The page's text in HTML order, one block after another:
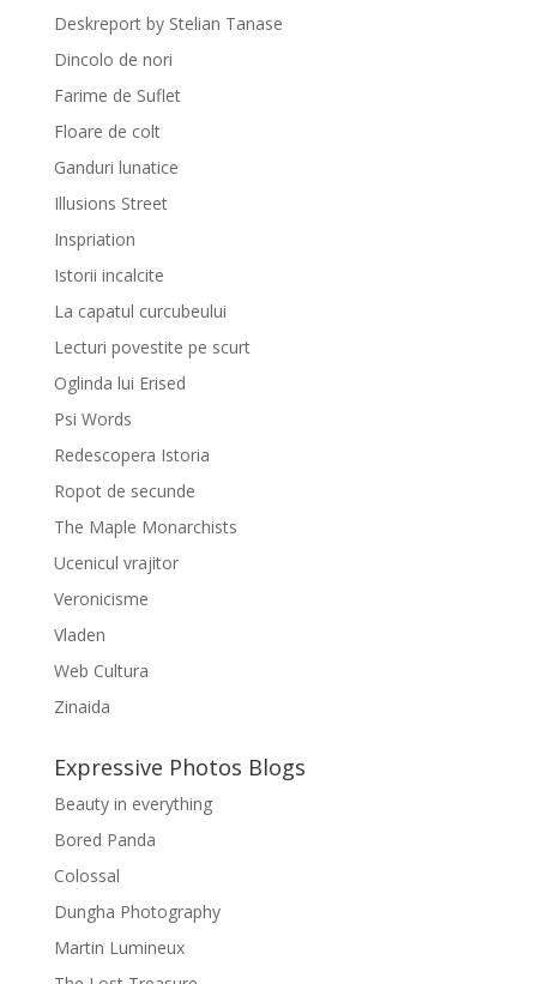
Deskreport by Stelian Tanase
Dincolo de nori
Farime de Suflet
Floare de colt
Ganduri lunatice
Illusions Street
Inspriation
Istorii incalcite
La capatul curcubeului
Lecturi povestite pe scurt
Oglinda lui Erised
Psi Words
Redescopera Istoria
Ropot de secunde
The Maple Monarchists
Ucenicul vrajitor
Veronicisme
Vladen
Web Cultura
Zinaida
Expressive Photos Blogs
Beauty in everything
Bored Panda
Colossal
Dungha Photography
Martin Lumineux